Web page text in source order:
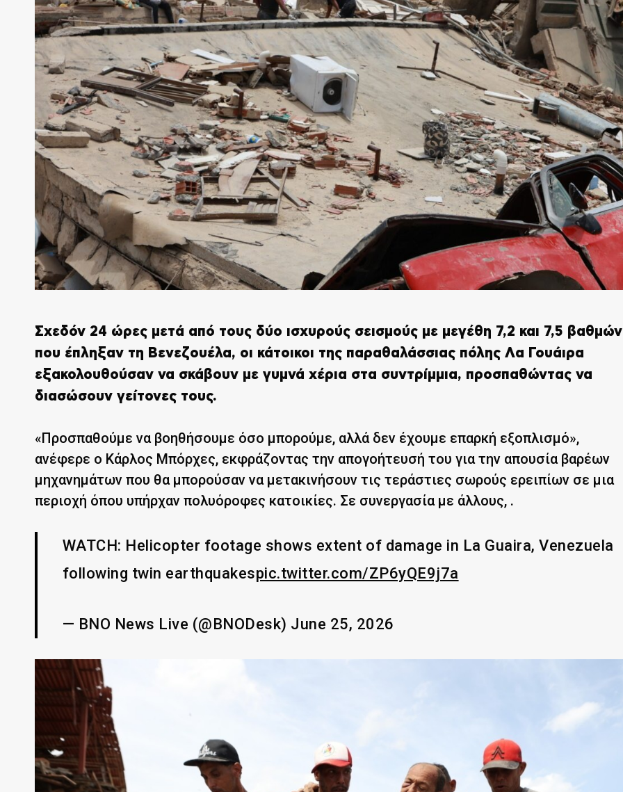
Σχεδόν 24 ώρες μετά από τους δύο ισχυρούς σεισμούς με μεγέθη 7,2 και 7,5 βαθμών
που έπληξαν τη Βενεζουέλα, οι κάτοικοι της παραθαλάσσιας πόλης Λα Γουάιρα
εξακολουθούσαν να σκάβουν με γυμνά χέρια στα συντρίμμια, προσπαθώντας να
διασώσουν γείτονες τους.
«Προσπαθούμε να βοηθήσουμε όσο μπορούμε, αλλά δεν έχουμε επαρκή εξοπλισμό»,
ανέφερε ο Κάρλος Μπόρχες, εκφράζοντας την απογοήτευσή του για την απουσία βαρέων
μηχανημάτων που θα μπορούσαν να μετακινήσουν τις τεράστιες σωρούς ερειπίων σε μια
περιοχή όπου υπήρχαν πολυόροφες κατοικίες. Σε συνεργασία με άλλους, .
WATCH: Helicopter footage shows extent of damage in La Guaira, Venezuela
following twin earthquakespic.twitter.com/ZP6yQE9j7a
— BNO News Live (@BNODesk) June 25, 2026